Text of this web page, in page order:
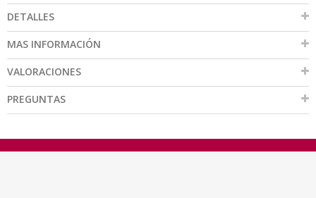
DETALLES
MAS INFORMACIÓN
VALORACIONES
PREGUNTAS